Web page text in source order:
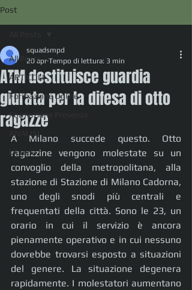
Post
All Posts
ARTICOLI
Formazione Online
Formazione Presenza
ANALISI
Libreria
ATM destituisce guardia
giurata per la difesa di otto
ragazze
squadsmpd
20 apr Tempo di lettura: 3 min
A Milano succede questo. Otto
ragazzine vengono molestate su un
convoglio della metropolitana, alla
stazione di Stazione di Milano Cadorna,
uno degli snodi più centrali e
frequentati della città. Sono le 23, un
orario in cui il servizio è ancora
pienamente operativo e in cui nessuno
dovrebbe trovarsi esposto a situazioni
del genere. La situazione degenera
rapidamente. I molestatori aumentano